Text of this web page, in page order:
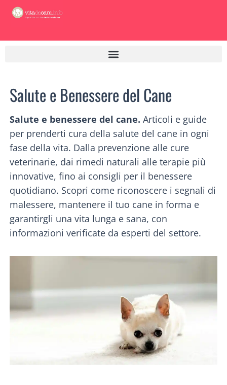
Salute e Benessere del Cane
Salute e benessere del cane. Articoli e guide
per prenderti cura della salute del cane in ogni
fase della vita. Dalla prevenzione alle cure
veterinarie, dai rimedi naturali alle terapie più
innovative, fino ai consigli per il benessere
quotidiano. Scopri come riconoscere i segnali di
malessere, mantenere il tuo cane in forma e
garantirgli una vita lunga e sana, con
informazioni verificate da esperti del settore.